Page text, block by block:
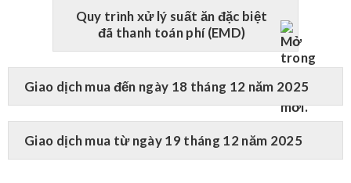
Quy trình xử lý suất ăn đặc biệt
đã thanh toán phí (EMD)
Giao dịch mua đến ngày 18 tháng 12 năm 2025
Giao dịch mua từ ngày 19 tháng 12 năm 2025